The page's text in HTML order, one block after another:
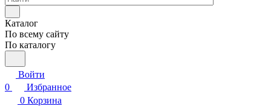
Каталог
По всему сайту
По каталогу
Войти
0
Избранное
0 Корзина